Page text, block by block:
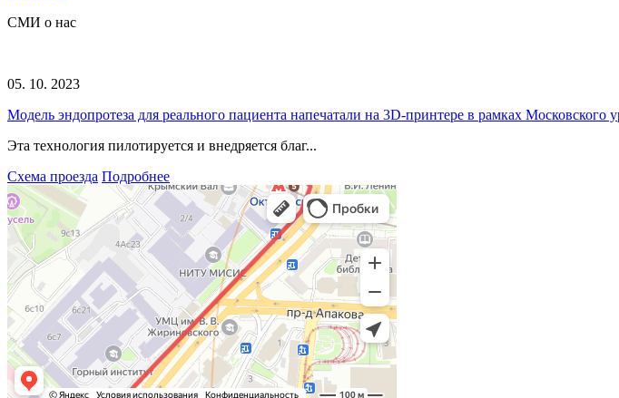
СМИ о нас
05. 10. 2023
Модель эндопротеза для реального пациента напечатали на 3D-принтере в рамках Московского
Эта технология пилотируется и внедряется благ...
Схема проезда Подробнее